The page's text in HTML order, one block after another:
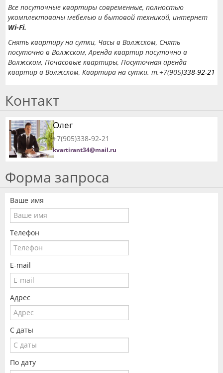
Все посуточные квартиры современные, полностью
укомплектованы мебелью и бытовой техникой, интернет
Wi-Fi.
Снять квартиру на сутки, Часы в Волжском, Снять
посуточно в Волжском, Аренда квартир посуточно в
Волжском, Почасовые квартиры, Посуточная аренда
квартир в Волжском, Квартира на сутки. т.+7(905)338-92-21
Контакт
Олег
+7(905)338-92-21
kvartirant34@mail.ru
Форма запроса
Ваше имя
Телефон
E-mail
Адрес
С даты
По дату